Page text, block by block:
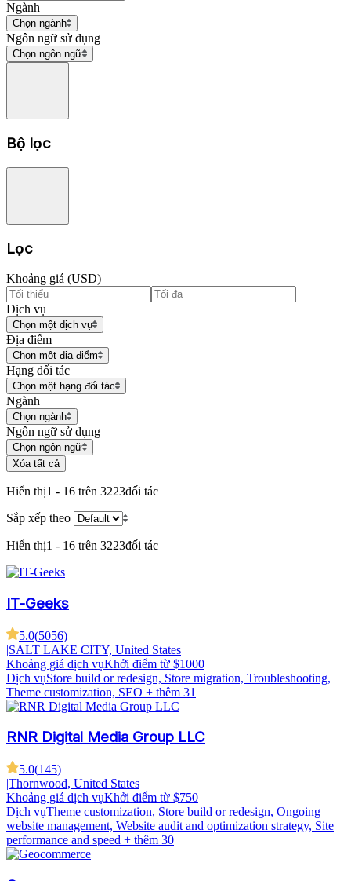
Ngành
Chọn ngành
Ngôn ngữ sử dụng
Chọn ngôn ngữ
Bộ lọc
Lọc
Khoảng giá (USD)
Dịch vụ
Chọn một dịch vụ
Địa điểm
Chọn một địa điểm
Hạng đối tác
Chọn một hạng đối tác
Ngành
Chọn ngành
Ngôn ngữ sử dụng
Chọn ngôn ngữ
Xóa tất cả
Hiển thị1 - 16 trên 3223đối tác
Sắp xếp theo
Hiển thị1 - 16 trên 3223đối tác
IT-Geeks
5.0(5056)
|SALT LAKE CITY, United States
Khoảng giá dịch vụKhởi điểm từ $1000
Dịch vụStore build or redesign, Store migration, Troubleshooting,
Theme customization, SEO + thêm 31
RNR Digital Media Group LLC
5.0(145)
|Thornwood, United States
Khoảng giá dịch vụKhởi điểm từ $750
Dịch vụTheme customization, Store build or redesign, Ongoing
website management, Website audit and optimization strategy, Site
performance and speed + thêm 30